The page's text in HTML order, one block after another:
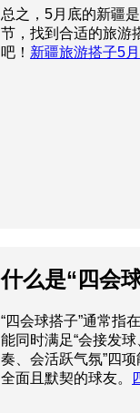
总之，5月底的新疆
节，找到合适的旅游
吧！ 新疆旅游搭子5
什么是“四会
“四会球搭子”通常指
能同时满足“会接发
奏、会活跃气氛”四
全面且默契的球友。